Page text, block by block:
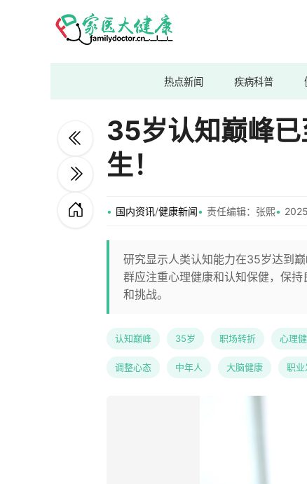
热点新闻 疾病科普
35岁认知巅峰
生！
国内资讯/健康新闻 责任编辑：张熙
研究显示人类认知能力在35岁达到
群应注重心理健康和认知保健，保
和挑战。
认知巅峰 35岁 职场转折 心理
调整心态 中年人 大脑健康 职业